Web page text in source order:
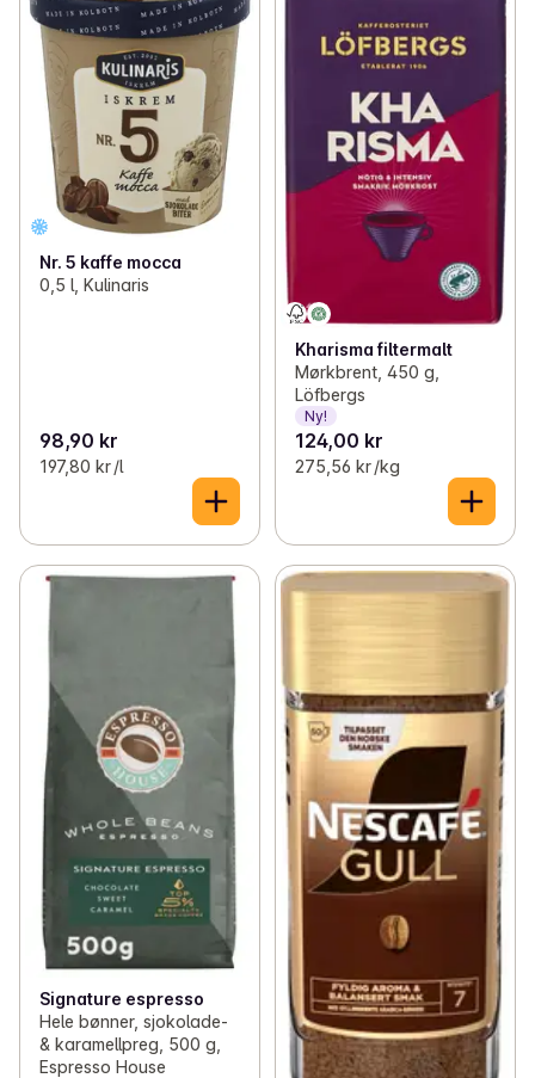
Nr. 5 kaffe mocca
0,5 l, Kulinaris
98,90 kr
197,80 kr /l
Kharisma filtermalt
Mørkbrent, 450 g,
Löfbergs
Ny!
124,00 kr
275,56 kr /kg
Signature espresso
Hele bønner, sjokolade-
& karamellpreg, 500 g,
Espresso House